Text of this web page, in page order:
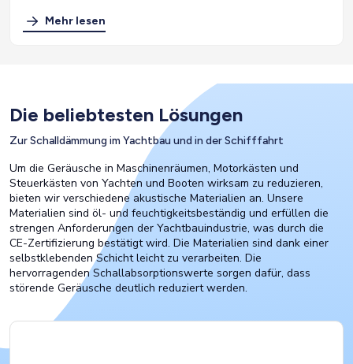
Mehr lesen
Die beliebtesten Lösungen
Zur Schalldämmung im Yachtbau und in der Schifffahrt
Um die Geräusche in Maschinenräumen, Motorkästen und
Steuerkästen von Yachten und Booten wirksam zu reduzieren,
bieten wir verschiedene akustische Materialien an. Unsere
Materialien sind öl- und feuchtigkeitsbeständig und erfüllen die
strengen Anforderungen der Yachtbauindustrie, was durch die
CE-Zertifizierung bestätigt wird. Die Materialien sind dank einer
selbstklebenden Schicht leicht zu verarbeiten. Die
hervorragenden Schallabsorptionswerte sorgen dafür, dass
störende Geräusche deutlich reduziert werden.